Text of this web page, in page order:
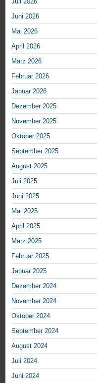
Juni 2026
Mai 2026
April 2026
März 2026
Februar 2026
Januar 2026
Dezember 2025
November 2025
Oktober 2025
September 2025
August 2025
Juli 2025
Juni 2025
Mai 2025
April 2025
März 2025
Februar 2025
Januar 2025
Dezember 2024
November 2024
Oktober 2024
September 2024
August 2024
Juli 2024
Juni 2024